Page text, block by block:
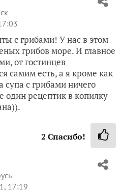
с грибами! У нас в этом
грибов море. И главное
от гостинцев
самим есть, а я кроме как
с грибами ничего
рецептик в копилку
2 Спасибо!
17:19